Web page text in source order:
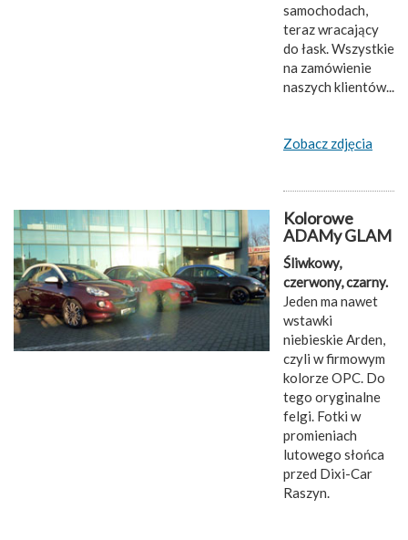
samochodach,
teraz wracający
do łask. Wszystkie
na zamówienie
naszych klientów...
Zobacz zdjęcia
Kolorowe
ADAMy GLAM
Śliwkowy,
czerwony, czarny.
Jeden ma nawet
wstawki
niebieskie Arden,
czyli w firmowym
kolorze OPC. Do
tego oryginalne
felgi. Fotki w
promieniach
lutowego słońca
przed Dixi-Car
Raszyn.